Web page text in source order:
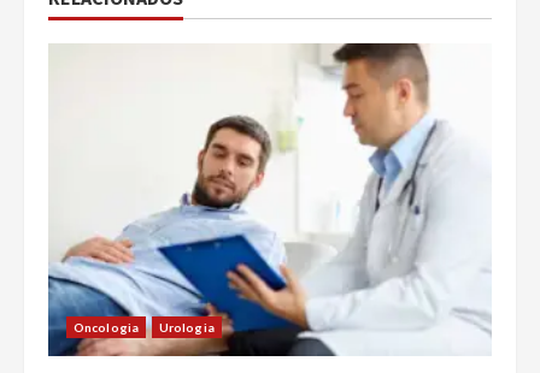
Oncologia Urologia